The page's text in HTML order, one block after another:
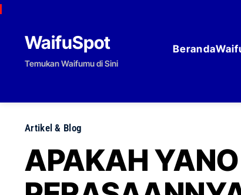
Skip to content
WaifuSpot
Temukan Waifumu di Sini
Beranda
Artikel & Blog
APAKAH